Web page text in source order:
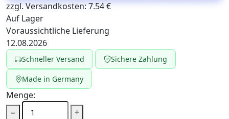
zzgl. Versandkosten: 7.54 €
Auf Lager
Voraussichtliche Lieferung
12.08.2026
Schneller Versand Sichere Zahlung
Made in Germany
Menge:
−
+